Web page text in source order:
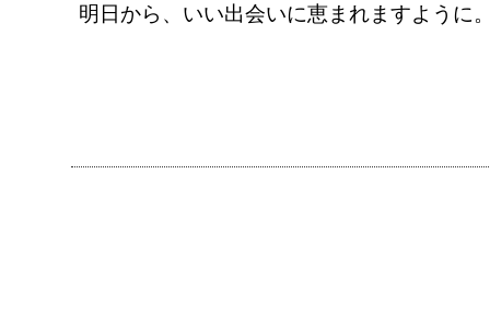
明日から、いい出会いに恵まれますように